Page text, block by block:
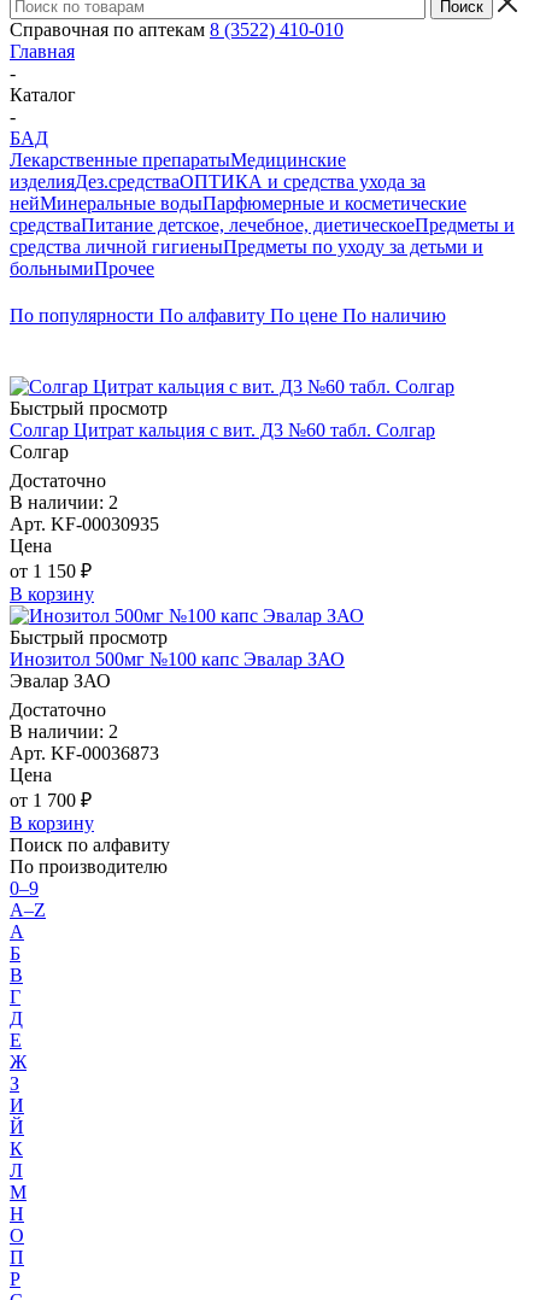
Справочная по аптекам 8 (3522) 410-010
Главная
-
Каталог
-
БАД
Лекарственные препаратыМедицинские
изделияДез.средстваОПТИКА и средства ухода за
нейМинеральные водыПарфюмерные и косметические
средстваПитание детское, лечебное, диетическоеПредметы и
средства личной гигиеныПредметы по уходу за детьми и
больнымиПрочее
По популярности По алфавиту По цене По наличию
Быстрый просмотр
Солгар Цитрат кальция с вит. Д3 №60 табл. Солгар
Солгар
Достаточно
В наличии: 2
Арт. KF-00030935
Цена
от 1 150 ₽
В корзину
Быстрый просмотр
Инозитол 500мг №100 капс Эвалар ЗАО
Эвалар ЗАО
Достаточно
В наличии: 2
Арт. KF-00036873
Цена
от 1 700 ₽
В корзину
Поиск по алфавиту
По производителю
0–9
A–Z
А
Б
В
Г
Д
Е
Ж
З
И
Й
К
Л
М
Н
О
П
Р